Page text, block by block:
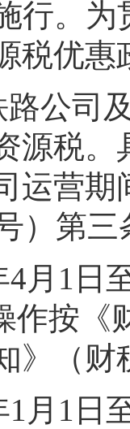
行。
税优惠
路公司
源税。
运营期
）第
4月1日
作按《
》（财
1月1日